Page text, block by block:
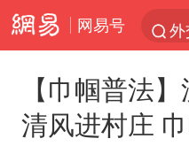
网易号
【巾帼普法
清风进村庄